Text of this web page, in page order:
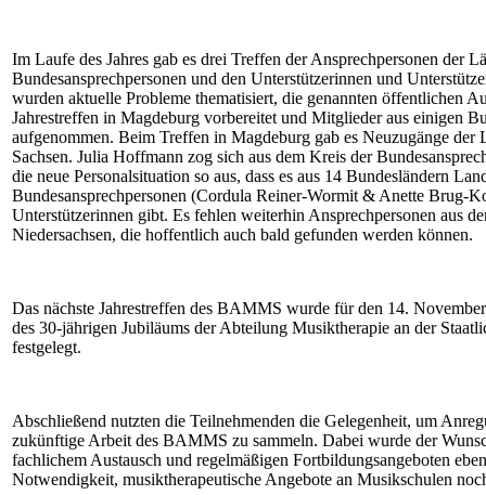
Im Laufe des Jahres gab es drei Treffen der Ansprechpersonen der
Bundesansprechpersonen und den Unterstützerinnen und
wurden aktuelle Probleme thematisiert, die genannten öffentlichen
Jahrestreffen in Magdeburg vorbereitet und Mitglieder aus einigen
aufgenommen. Beim Treffen in Magdeburg gab es Neuzugänge der
Sachsen. Julia Hoffmann zog sich aus dem Kreis der
die neue Personalsituation so aus, dass es aus 14 Bundesländern
Bundesansprechpersonen (Cordula Reiner-Wormit & Anette Brug-
Unterstützerinnen gibt. Es fehlen weiterhin Ansprechpersonen aus
Niedersachsen, die hoffentlich auch bald gefunden werden können.
Das nächste Jahrestreffen des BAMMS wurde für den 14.
des 30-jährigen Jubiläums der Abteilung Musiktherapie an der
festgelegt.
Abschließend nutzten die Teilnehmenden die Gelegenheit, um
zukünftige Arbeit des BAMMS zu sammeln. Dabei wurde der
fachlichem Austausch und regelmäßigen Fortbildungsangeboten
Notwendigkeit, musiktherapeutische Angebote an Musikschulen